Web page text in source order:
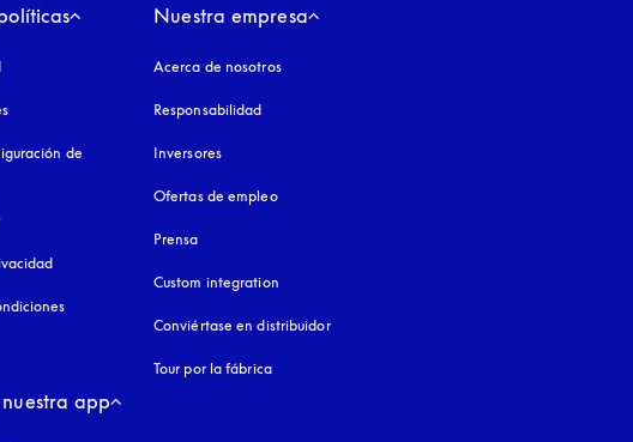
apertura en una pestaña nueva
apertura en una pestaña nueva
de
apertura en una pestaña nueva
Nuestra empresa
Acerca de nosotros
Responsabilidad
Inversores
Ofertas de empleo
Prensa
Custom integration
Conviértase en distribuidor
Tour por la fábrica
app